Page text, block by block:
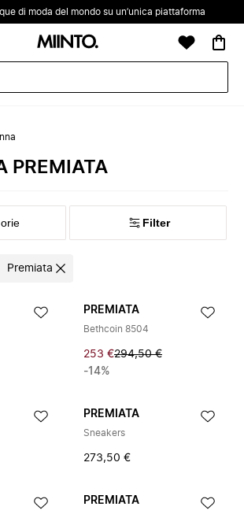
di moda del mondo su un’unica piattaforma
PREMIATA
Filter
Premiata
PREMIATA
Bethcoin 8504
253 €294,50 €
-14%
PREMIATA
Sneakers
273,50 €
PREMIATA